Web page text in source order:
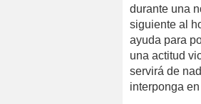
durante una
siguiente al
ayuda para
una actitud
servirá de
interponga